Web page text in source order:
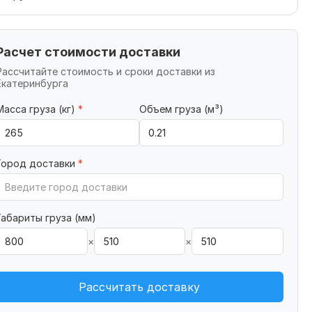
стоимости доставки
стоимость и сроки доставки из
груза (кг) * Объем груза (м³)
доставки *
груза (мм)
×
×
Рассчитать доставку